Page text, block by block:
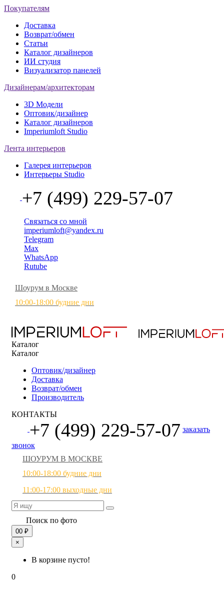
Покупателям
Доставка
Возврат/обмен
Статьи
Каталог дизайнеров
ИИ студия
Визуализатор панелей
Дизайнерам/архитекторам
3D Модели
Оптовик/дизайнер
Каталог дизайнеров
Imperiumloft Studio
Лента интерьеров
Галерея интерьеров
Интерьеры Studio
+7 (499) 229-57-07
Связаться со мной
imperiumloft@yandex.ru
Telegram
Max
WhatsApp
Rutube
Шоурум в Москве
10:00-18:00 будние дни
Каталог
Каталог
Оптовик/дизайнер
Доставка
Возврат/обмен
Производитель
КОНТАКТЫ
+7 (499) 229-57-07 заказать
звонок
ШОУРУМ В МОСКВЕ
10:00-18:00 будние дни
11:00-17:00 выходные дни
Поиск по фото
00 ₽
×
В корзине пусто!
0